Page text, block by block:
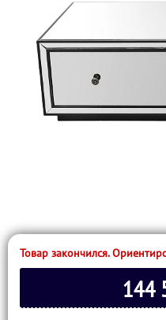
Товар закончился.
144